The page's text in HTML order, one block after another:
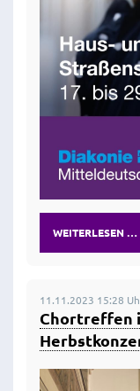
WEITERLESEN …
11.11.2023 15:28
Chortreffen